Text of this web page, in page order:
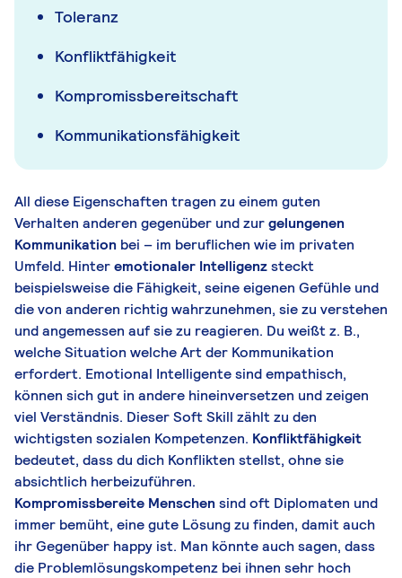
Toleranz
Konfliktfähigkeit
Kompromissbereitschaft
Kommunikationsfähigkeit
All diese Eigenschaften tragen zu einem guten
Verhalten anderen gegenüber und zurgelungenen
Kommunikation bei – im beruflichen wie im privaten
Umfeld. Hinteremotionaler Intelligenzsteckt
beispielsweise die Fähigkeit, seine eigenen Gefühle und
die von anderen richtig wahrzunehmen, sie zu verstehen
und angemessen auf sie zu reagieren. Du weißt z. B.,
welche Situation welche Art der Kommunikation
erfordert. Emotional Intelligente sind empathisch,
können sich gut in andere hineinversetzen und zeigen
viel Verständnis. Dieser Soft Skill zählt zu den
wichtigsten sozialen Kompetenzen. Konfliktfähigkeit
bedeutet, dass du dich Konflikten stellst, ohne sie
absichtlich herbeizuführen.
Kompromissbereite Menschensind oft Diplomaten und
immer bemüht, eine gute Lösung zu finden, damit auch
ihr Gegenüber happy ist. Man könnte auch sagen, dass
die Problemlösungskompetenz bei ihnen sehr hoch